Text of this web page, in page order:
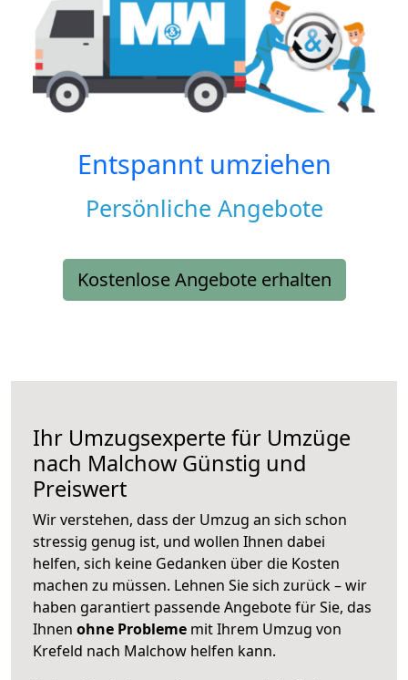
Entspannt umziehen
Persönliche Angebote
Kostenlose Angebote erhalten
Ihr Umzugsexperte für Umzüge
nach Malchow Günstig und
Preiswert
Wir verstehen, dass der Umzug an sich schon
stressig genug ist, und wollen Ihnen dabei
helfen, sich keine Gedanken über die Kosten
machen zu müssen. Lehnen Sie sich zurück – wir
haben garantiert passende Angebote für Sie, das
Ihnen ohne Probleme mit Ihrem Umzug von
Krefeld nach Malchow helfen kann.